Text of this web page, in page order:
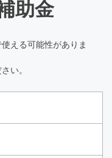
助金
える可能性がありま
い。